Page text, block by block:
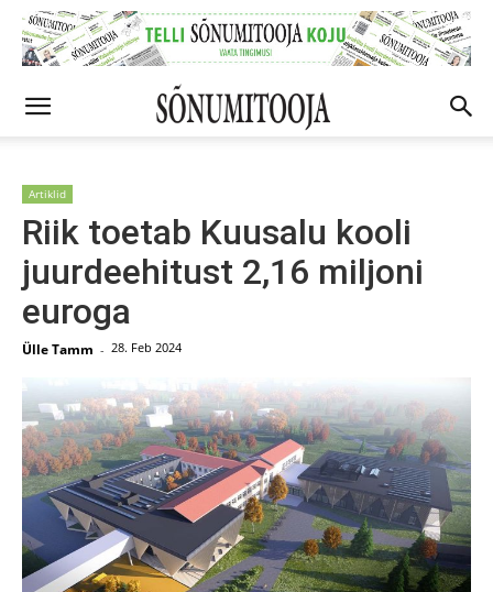
Artiklid
Riik toetab Kuusalu kooli
juurdeehitust 2,16 miljoni
euroga
Ülle Tamm - 28. Feb 2024